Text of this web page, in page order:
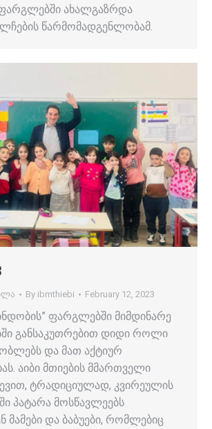
ახალგაზრდა
წარმომადგენლობამ.
By ibmthiebi February 12, 2023
ფარგლებში მიმდინარე
განსაკუთრებით დიდი როლი
და მათ აქტიურ
აიბი მთიების მმართველი
ტრადიციულად, კვირეულის
პატარა მოსწავლეებს
მამები და ბაბუები, რომლებიც